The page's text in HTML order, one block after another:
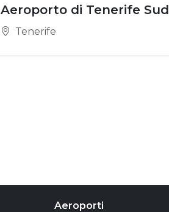
Aeroporto di Tenerife Sud
Tenerife
Aeroporti